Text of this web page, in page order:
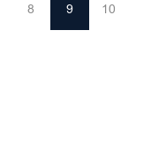
8 9 10